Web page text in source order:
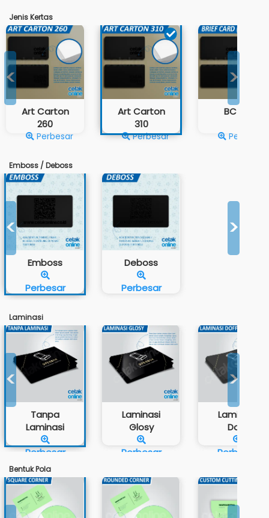
Jenis Kertas
<
Art Carton
260
Perbesar
Art Carton
310
Perbesar
BC Tik
Perbesar
>
Emboss / Deboss
<
Emboss
Perbesar
Deboss
Perbesar
>
Laminasi
<
Tanpa
Laminasi
Perbesar
Laminasi
Glosy
Perbesar
Laminasi
Doff
Perbesar
>
Bentuk Pola